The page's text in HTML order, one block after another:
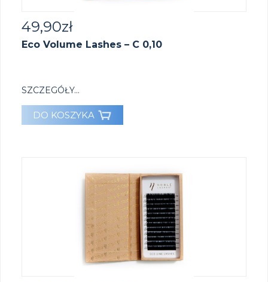
49,90zł
Eco Volume Lashes – C 0,10
SZCZEGÓŁY...
DO KOSZYKA